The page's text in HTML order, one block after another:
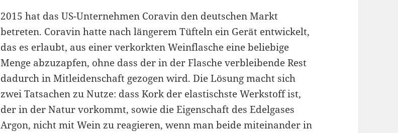
2015 hat das US-Unternehmen Coravin den deutschen Markt
betreten. Coravin hatte nach längerem Tüfteln ein Gerät entwickelt,
das es erlaubt, aus einer verkorkten Weinflasche eine beliebige
Menge abzuzapfen, ohne dass der in der Flasche verbleibende Rest
dadurch in Mitleidenschaft gezogen wird. Die Lösung macht sich
zwei Tatsachen zu Nutze: dass Kork der elastischste Werkstoff ist,
der in der Natur vorkommt, sowie die Eigenschaft des Edelgases
Argon, nicht mit Wein zu reagieren, wenn man beide miteinander in